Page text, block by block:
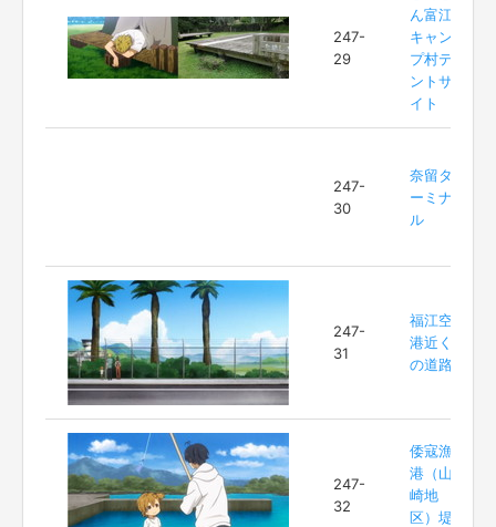
247-
29
ん富江
キャン
プ村テ
ントサ
イト
247-
30
奈留タ
ーミナ
ル
247-
31
福江空
港近く
の道路
247-
32
倭寇漁
港（山
崎地
区）堤